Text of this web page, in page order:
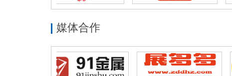
媒体合作